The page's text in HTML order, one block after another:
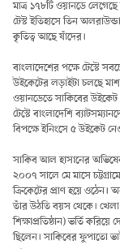
মাত্র ১৭৮টি ওয়ানডে
টেস্ট ইতিহাসে তিন
কৃতিত্ব আছে যাঁদের।
বাংলাদেশের পক্ষে টেস্টে
উইকেটের লড়াইটা চলছে
ওয়ানডেতে সাকিবের উইকেট
টেস্টে বাংলাদেশি
বিপক্ষে ইনিংসে ৫ উইকেট
সাকিব আল হাসানের
২০০৭ সালে মে মাসে
ক্রিকেটের প্রাণ হয়ে ওঠেন।
তাঁর উঠতি বয়স থেকে।
শিক্ষাপ্রতিষ্ঠান) ভর্তি
ছিলেন। সাকিবের ফুপাতো